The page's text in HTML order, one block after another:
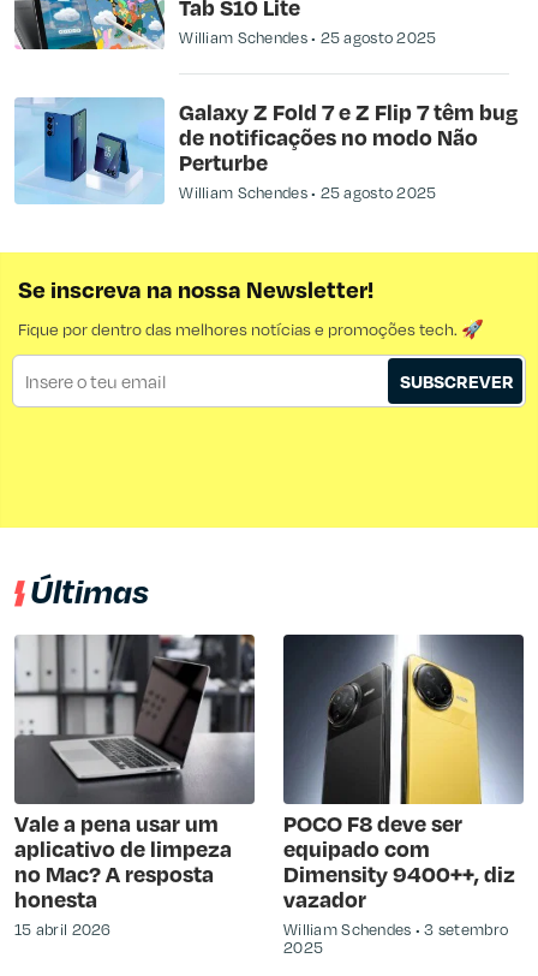
Tab S10 Lite
William Schendes 25 agosto 2025
Galaxy Z Fold 7 e Z Flip 7 têm bug
de notificações no modo Não
Perturbe
William Schendes 25 agosto 2025
Se inscreva na nossa Newsletter!
Fique por dentro das melhores notícias e promoções tech. 🚀
SUBSCREVER
Últimas
Vale a pena usar um
aplicativo de limpeza
no Mac? A resposta
honesta
15 abril 2026
POCO F8 deve ser
equipado com
Dimensity 9400++, diz
vazador
William Schendes
3 setembro
2025